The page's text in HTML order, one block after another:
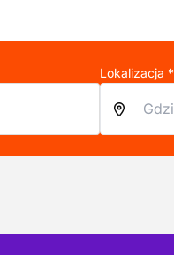
Lokalizacja *